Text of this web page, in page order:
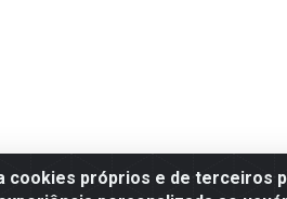
cookies próprios e de terceiros